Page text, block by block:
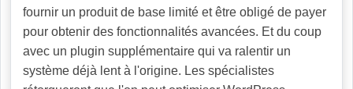
fournir un produit de base limité et être obligé de payer
pour obtenir des fonctionnalités avancées. Et du coup
avec un plugin supplémentaire qui va ralentir un
système déjà lent à l'origine. Les spécialistes